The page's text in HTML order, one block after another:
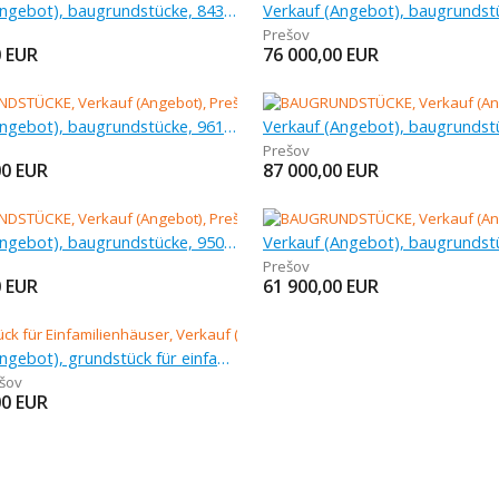
Verkauf (Angebot), baugrundstücke, 843 m
EUR
Prešov
76 000,00 EUR
Verkauf (Angebot), baugrundstücke, 961 m
EUR
Prešov
87 000,00 EUR
Verkauf (Angebot), baugrundstücke, 950 m
EUR
Prešov
61 900,00 EUR
Verkauf (Angebot), grundstück für einfamilienhäuser, 2 000 m
EUR